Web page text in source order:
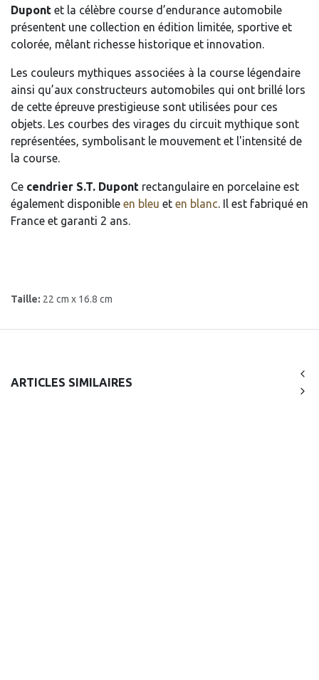
Dupont et la célèbre course d’endurance automobile
présentent une collection en édition limitée, sportive et
colorée, mêlant richesse historique et innovation.
Les couleurs mythiques associées à la course légendaire
ainsi qu’aux constructeurs automobiles qui ont brillé lors
de cette épreuve prestigieuse sont utilisées pour ces
objets. Les courbes des virages du circuit mythique sont
représentées, symbolisant le mouvement et l'intensité de
la course.
Ce cendrier S.T. Dupont rectangulaire en porcelaine est
également disponible en bleu et en blanc. Il est fabriqué en
France et garanti 2 ans.
Taille: 22 cm x 16.8 cm
ARTICLES SIMILAIRES